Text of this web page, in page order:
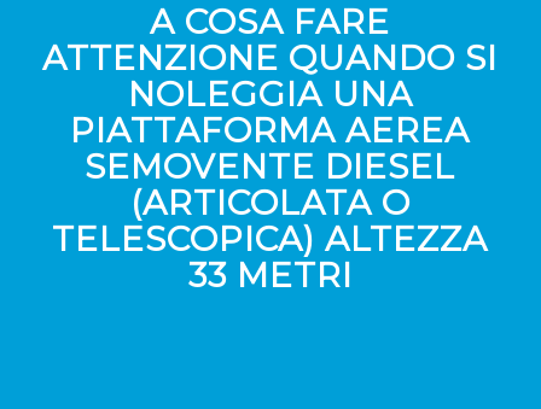
A COSA FARE
ATTENZIONE QUANDO SI
NOLEGGIA UNA
PIATTAFORMA AEREA
SEMOVENTE DIESEL
(ARTICOLATA O
TELESCOPICA) ALTEZZA
33 METRI